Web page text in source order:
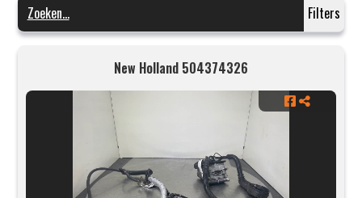
Filters
New Holland 504374326